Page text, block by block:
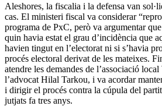
Aleshores, la fiscalia i la defensa van
cas. El ministeri fiscal va considerar
programa de PxC, però va argumentar
quin havia estat el grau d’incidència que
havien tingut en l’electorat ni si s’havia
procés electoral derivat de les mateixes.
atendre les demandes de l’associació
l’advocat Hilal Tarkou, i va acordar
i dirigir el procés contra la cúpula del
jutjats fa tres anys.